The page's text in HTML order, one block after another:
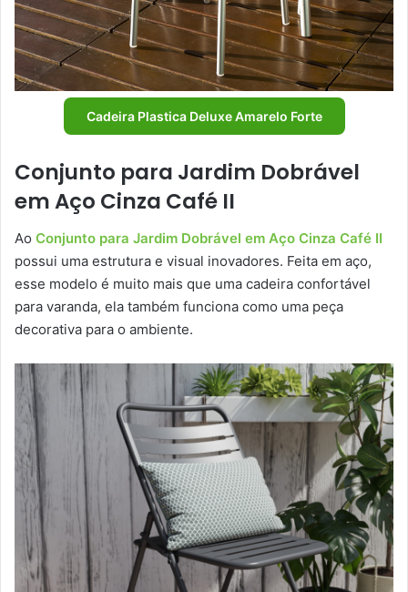
Cadeira Plastica Deluxe Amarelo Forte
Conjunto para Jardim Dobrável
em Aço Cinza Café II
Ao Conjunto para Jardim Dobrável em Aço Cinza Café II
possui uma estrutura e visual inovadores. Feita em aço,
esse modelo é muito mais que uma cadeira confortável
para varanda, ela também funciona como uma peça
decorativa para o ambiente.